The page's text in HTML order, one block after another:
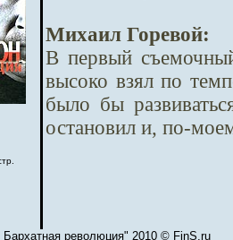
Михаил Горевой:
В первый
высоко взял по
было бы
остановил и, по-
революция" 2010 © FinS.ru